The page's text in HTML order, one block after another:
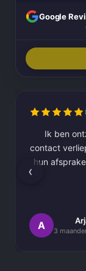
Google
Ik ben
contact
hun
uitgevoerd.
netjes
A 3
‹